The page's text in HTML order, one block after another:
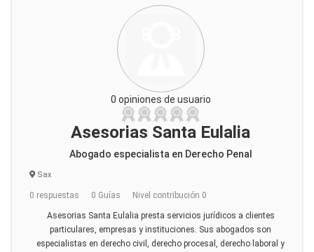
0 opiniones de usuario
Asesorias Santa Eulalia
Abogado especialista en Derecho Penal
Sax
0 respuestas 0 Guías Nivel contribución 0
Asesorias Santa Eulalia presta servicios jurídicos a clientes
particulares, empresas y instituciones. Sus abogados son
especialistas en derecho civil, derecho procesal, derecho laboral y